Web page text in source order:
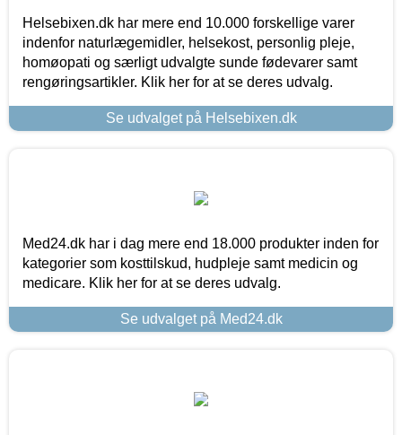
Helsebixen.dk har mere end 10.000 forskellige varer
indenfor naturlægemidler, helsekost, personlig pleje,
homøopati og særligt udvalgte sunde fødevarer samt
rengøringsartikler. Klik her for at se deres udvalg.
Se udvalget på Helsebixen.dk
Med24.dk har i dag mere end 18.000 produkter inden for
kategorier som kosttilskud, hudpleje samt medicin og
medicare. Klik her for at se deres udvalg.
Se udvalget på Med24.dk